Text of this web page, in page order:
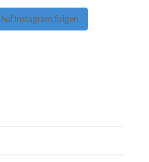
Auf Instagram folgen